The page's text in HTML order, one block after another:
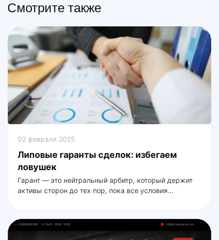
Смотрите также
02 февраля 2025
Липовые гаранты сделок: избегаем
ловушек
Гарант — это нейтральный арбитр, который держит
активы сторон до тех пор, пока все условия...